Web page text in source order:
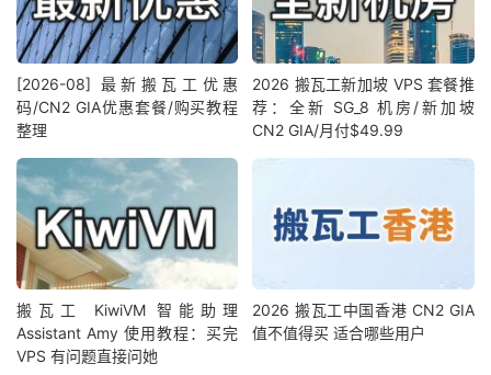
[2026-08] 最新搬瓦工优惠
码/CN2 GIA优惠套餐/购买教程
整理
2026 搬瓦工新加坡 VPS 套餐推
荐：全新 SG_8 机房/新加坡
CN2 GIA/月付$49.99
搬瓦工 KiwiVM 智能助理
Assistant Amy 使用教程：买完
VPS 有问题直接问她
2026 搬瓦工中国香港 CN2 GIA
值不值得买 适合哪些用户